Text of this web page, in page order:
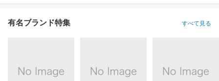
有名ブランド特集 すべて見る